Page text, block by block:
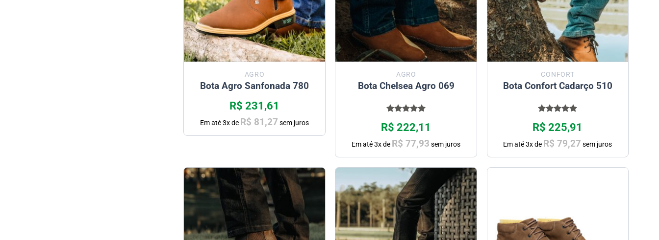
AGRO
Bota Agro Sanfonada 780
R$ 231,61
Em até3x de R$ 81,27 sem juros
AGRO
Bota Chelsea Agro 069
5.00de 5
R$ 222,11
Em até3x de R$ 77,93 sem juros
CONFORT
Bota Confort Cadarço 510
5.00de 5
R$ 225,91
Em até3x de R$ 79,27 sem juros